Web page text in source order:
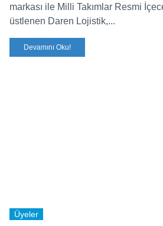
markası ile Milli Takımlar Resmi
üstlenen Daren Lojistik,...
Devamını Oku!
Üyeler